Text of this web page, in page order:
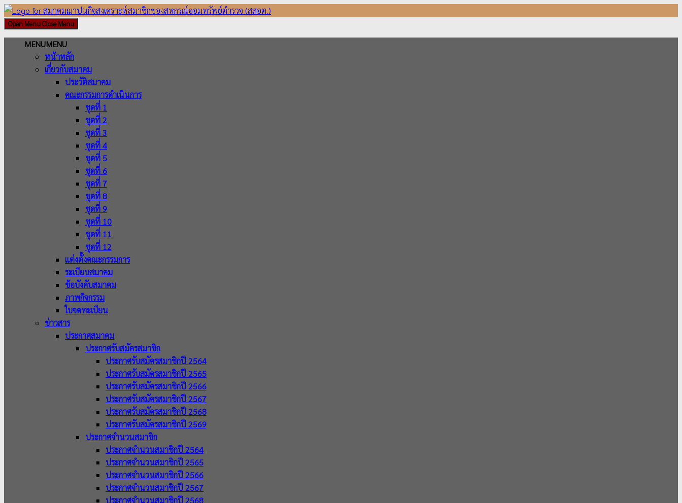
Skip
to
content
Open MenuClose Menu
MENUMENU
หน้าหลัก
เกี่ยวกับสมาคม
ประวัติสมาคม
คณะกรรมการดำเนินการ
ชุดที่ 1
ชุดที่ 2
ชุดที่ 3
ชุดที่ 4
ชุดที่ 5
ชุดที่ 6
ชุดที่ 7
ชุดที่ 8
ชุดที่ 9
ชุดที่ 10
ชุดที่ 11
ชุดที่ 12
แต่งตั้งคณะกรรมการ
ระเบียบสมาคม
ข้อบังคับสมาคม
ภาพกิจกรรม
ใบจดทะเบียน
ข่าวสาร
ประกาศสมาคม
ประกาศรับสมัครสมาชิก
ประกาศรับสมัครสมาชิกปี 2564
ประกาศรับสมัครสมาชิกปี 2565
ประกาศรับสมัครสมาชิกปี 2566
ประกาศรับสมัครสมาชิกปี 2567
ประกาศรับสมัครสมาชิกปี 2568
ประกาศรับสมัครสมาชิกปี 2569
ประกาศจำนวนสมาชิก
ประกาศจำนวนสมาชิกปี 2564
ประกาศจำนวนสมาชิกปี 2565
ประกาศจำนวนสมาชิกปี 2566
ประกาศจำนวนสมาชิกปี 2567
ประกาศจำนวนสมาชิกปี 2568